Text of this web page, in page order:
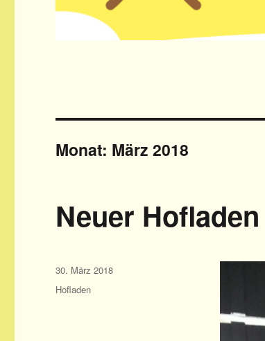
Monat: März 2018
Neuer Hofladen
Veröffentlicht
am
30. März 2018
Kategorien
Hofladen